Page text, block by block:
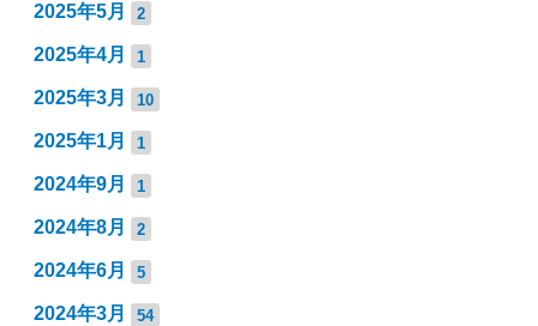
2025年5月 2
2025年4月 1
2025年3月 10
2025年1月 1
2024年9月 1
2024年8月 2
2024年6月 5
2024年3月 54